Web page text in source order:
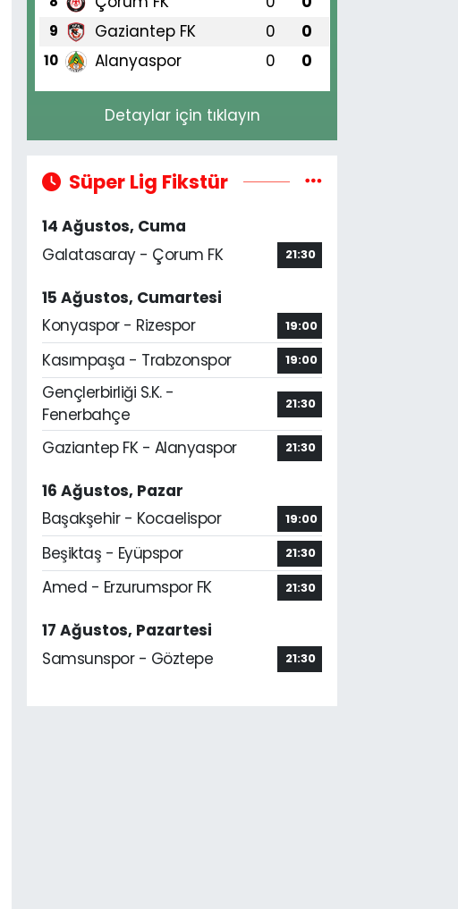
9 Gaziantep FK 0 0
10 Alanyaspor 0 0
Detaylar için tıklayın
Süper Lig Fikstür
14 Ağustos, Cuma
Galatasaray - Çorum FK
21:30
15 Ağustos, Cumartesi
Konyaspor - Rizespor
19:00
Kasımpaşa - Trabzonspor 19:00
Gençlerbirliği S.K. -
Fenerbahçe
21:30
Gaziantep FK - Alanyaspor 21:30
16 Ağustos, Pazar
Başakşehir - Kocaelispor
19:00
Beşiktaş - Eyüpspor 21:30
Amed - Erzurumspor FK 21:30
17 Ağustos, Pazartesi
Samsunspor - Göztepe
21:30